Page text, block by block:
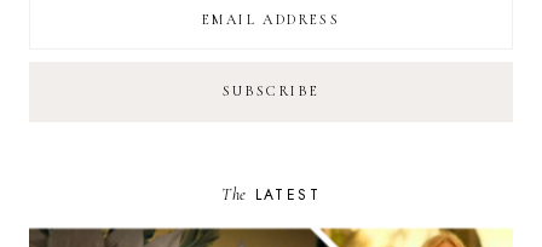
The LATEST